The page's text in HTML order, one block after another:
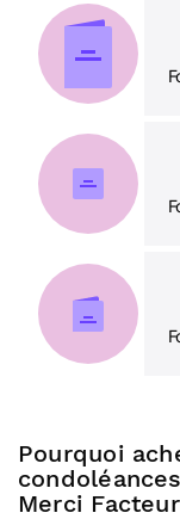
Pourquoi
Merci